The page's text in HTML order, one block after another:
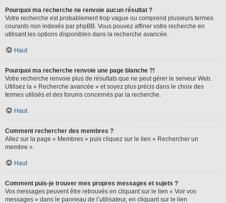
Pourquoi ma recherche ne renvoie aucun résultat ?
Votre recherche est probablement trop vague ou comprend plusieurs termes
courants non indexés par phpBB. Vous pouvez affiner votre recherche en
utilisant les options disponibles dans la recherche avancée.
Haut
Pourquoi ma recherche renvoie une page blanche ?!
Votre recherche renvoie plus de résultats que ne peut gérer le serveur Web.
Utilisez la « Recherche avancée » et soyez plus précis dans le choix des
termes utilisés et des forums concernés par la recherche.
Haut
Comment rechercher des membres ?
Allez sur la page « Membres » puis cliquez sur le lien « Rechercher un
membre ».
Haut
Comment puis-je trouver mes propres messages et sujets ?
Vos messages peuvent être retrouvés en cliquant sur le lien « Voir vos
messages » dans le panneau de l’utilisateur, en cliquant sur le lien